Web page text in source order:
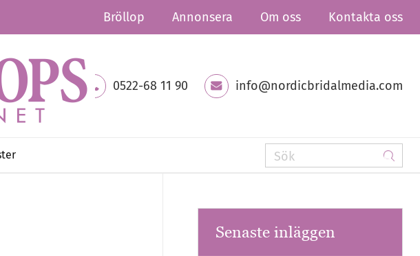
Bröllop Annonsera Om oss Kontakta oss
0522-68 11 90 info@nordicbridalmedia.com
Senaste inläggen